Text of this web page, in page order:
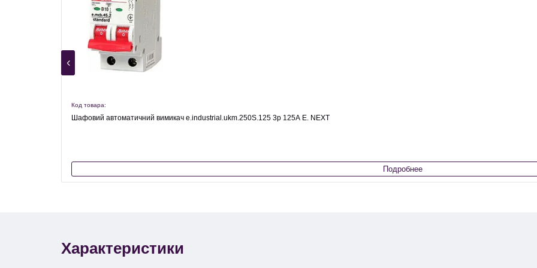
Код товара:
Шафовий автоматичний вимикач e.industrial.ukm.250S.125 3р 125А E. NEXT
Подробнее
Характеристики